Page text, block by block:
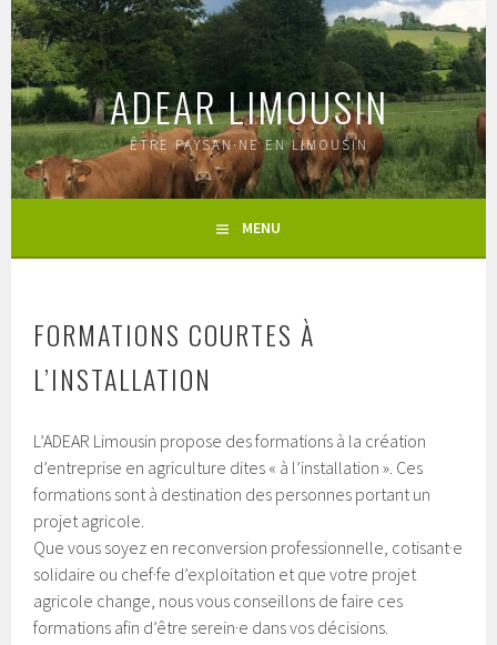
Aller
au
contenu
principal
ADEAR LIMOUSIN
ÊTRE PAYSAN·NE EN LIMOUSIN
MENU
FORMATIONS COURTES À
L’INSTALLATION
L’ADEAR Limousin propose des formations à la création
d’entreprise en agriculture dites « à l’installation ». Ces
formations sont à destination des personnes portant un
projet agricole.
Que vous soyez en reconversion professionnelle, cotisant·e
solidaire ou chef·fe d’exploitation et que votre projet
agricole change, nous vous conseillons de faire ces
formations afin d’être serein·e dans vos décisions.